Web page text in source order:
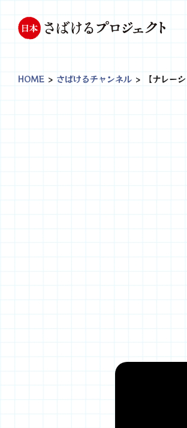
HOME > さばけるチャンネル > 【ナレー